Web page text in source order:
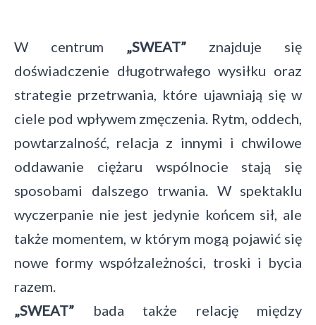
W centrum „SWEAT” znajduje się
doświadczenie długotrwałego wysiłku oraz
strategie przetrwania, które ujawniają się w
ciele pod wpływem zmęczenia. Rytm, oddech,
powtarzalność, relacja z innymi i chwilowe
oddawanie ciężaru wspólnocie stają się
sposobami dalszego trwania. W spektaklu
wyczerpanie nie jest jedynie końcem sił, ale
także momentem, w którym mogą pojawić się
nowe formy współzależności, troski i bycia
razem.
„SWEAT” bada także relację między